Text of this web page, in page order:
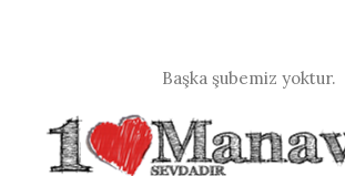
Başka şubemiz yoktur.